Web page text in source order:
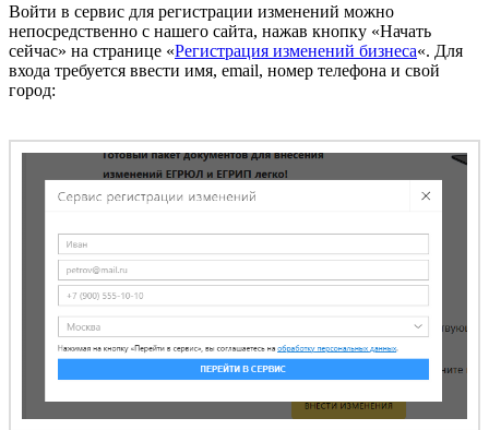
Войти в сервис для регистрации изменений можно
непосредственно с нашего сайта, нажав кнопку «Начать
сейчас» на странице «Регистрация изменений бизнеса«. Для
входа требуется ввести имя, email, номер телефона и свой
город: